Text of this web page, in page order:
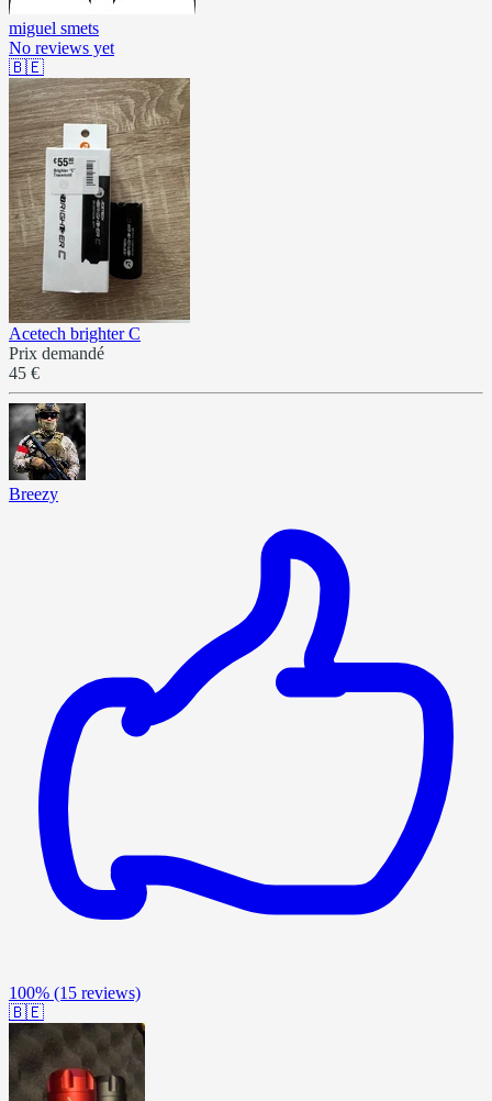
miguel smets
No reviews yet
🇧🇪
Acetech brighter C
Prix demandé
45 €
Breezy
100% (15 reviews)
🇧🇪